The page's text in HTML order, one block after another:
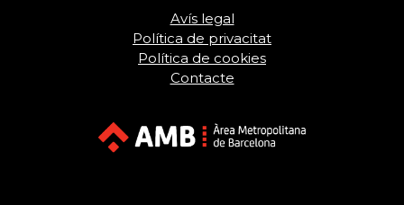
Avís legal
Política de privacitat
Política de cookies
Contacte